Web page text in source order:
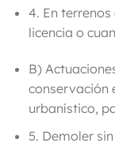
4. En
licencia o
B)
conservación
urbanístico,
5. Demoler